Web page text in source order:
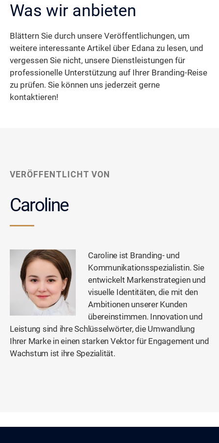
Was wir anbieten
Blättern Sie durch unsere Veröffentlichungen, um
weitere interessante Artikel über Edana zu lesen, und
vergessen Sie nicht, unsere Dienstleistungen für
professionelle Unterstützung auf Ihrer Branding-Reise
zu prüfen. Sie können uns jederzeit gerne
kontaktieren!
VERÖFFENTLICHT VON
Caroline
Caroline ist Branding- und
Kommunikationsspezialistin. Sie
entwickelt Markenstrategien und
visuelle Identitäten, die mit den
Ambitionen unserer Kunden
übereinstimmen. Innovation und
Leistung sind ihre Schlüsselwörter, die Umwandlung
Ihrer Marke in einen starken Vektor für Engagement und
Wachstum ist ihre Spezialität.